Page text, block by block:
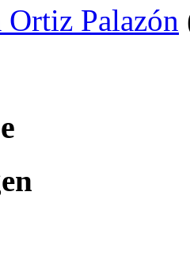
Ortiz Palazón